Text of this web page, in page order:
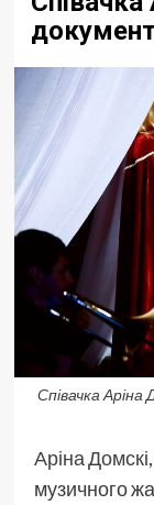
Співачка
Аріна Домскі
музичного